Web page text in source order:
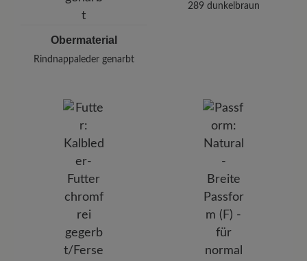
Obermaterial
Rindnappaleder genarbt
289 dunkelbraun